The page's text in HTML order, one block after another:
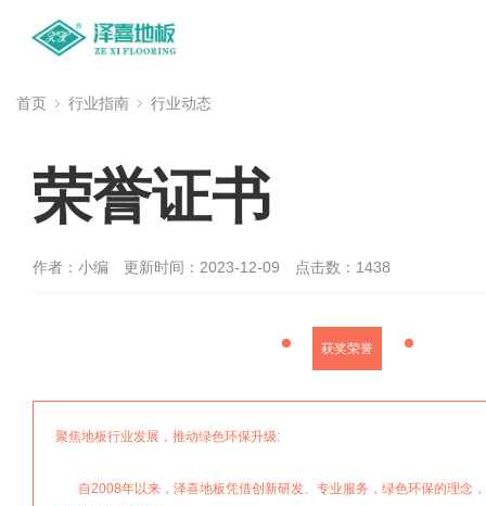
首页 行业指南 行业动态
荣誉证书
作者：小编 更新时间：2023-12-09 点击数： 1438
获奖荣誉
聚焦地板行业发展，推动绿色环保升级:
自2008年以来，泽喜地板凭借创新研发、专业服务，绿色环保的理念